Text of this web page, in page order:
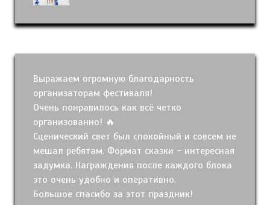
Выражаем огромную благодарность
организаторам фестиваля!
Очень понравилось как всё четко
организованно! 🔥
Сценический свет был спокойный и совсем не
мешал ребятам. Формат сказки - интересная
задумка. Награждения после каждого блока
это очень удобно и оперативно.
Большое спасибо за этот праздник!